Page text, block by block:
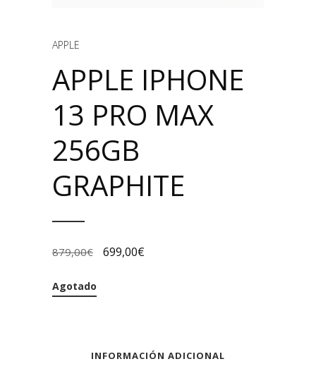
APPLE
APPLE IPHONE
13 PRO MAX
256GB
GRAPHITE
879,00€ 699,00€
Agotado
INFORMACIÓN ADICIONAL